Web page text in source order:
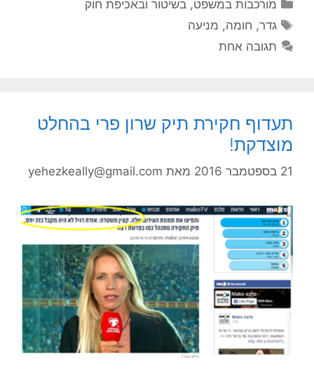
מורכבות במשפט, בשיטור ובאכיפת חוק
תגיות
גדר, חומה, מניעה
תגובה אחת
תעדוף חקירת תיק שרון פרי בהחלט
מוצדקת!
21 בספטמבר 2016 מאת yehezkeally@gmail.com